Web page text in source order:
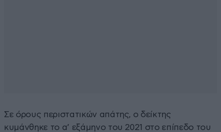
Σε όρους περιστατικών απάτης, ο δείκτης
κυμάνθηκε το α’ εξάμηνο του 2021 στο επίπεδο του